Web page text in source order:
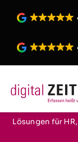
Lösungen für